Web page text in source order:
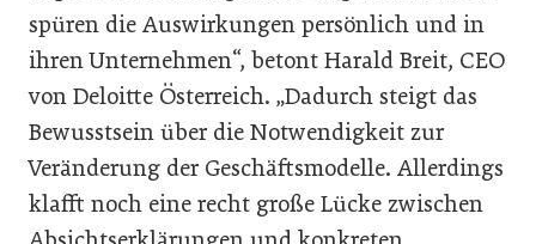
spüren die Auswirkungen persönlich und in
ihren Unternehmen“, betont Harald Breit, CEO
von Deloitte Österreich. „Dadurch steigt das
Bewusstsein über die Notwendigkeit zur
Veränderung der Geschäftsmodelle. Allerdings
klafft noch eine recht große Lücke zwischen